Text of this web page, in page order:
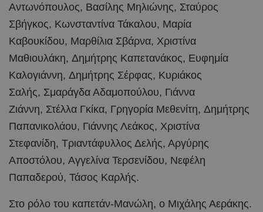
Αντωνόπουλος, Βασίλης Μηλιώνης, Σταύρος
Σβήγκος, Κωνσταντίνα Τάκαλου, Μαρία
Καβουκίδου, Μαρθίλια Σβάρνα, Χριστίνα
Μαθιουλάκη, Δημήτρης Καπετανάκος, Ευφημία
Καλογιάννη, Δημήτρης Σέρφας, Κυριάκος
Σαλής, Σμαράγδα Αδαμοπούλου, Γιάννα
Ζιάννη, Στέλλα Γκίκα, Γρηγορία Μεθενίτη, Δημήτρης
Παπανικολάου, Γιάννης Λεάκος, Χριστίνα
Στεφανίδη, Τριαντάφυλλος Δελής, Αργύρης
Αποστόλου, Αγγελίνα Τερσενίδου, Νεφέλη
Παπαδερού, Τάσος Καρλής.
Στο ρόλο του καπετάν-Μανώλη, ο Μιχάλης Αεράκης.